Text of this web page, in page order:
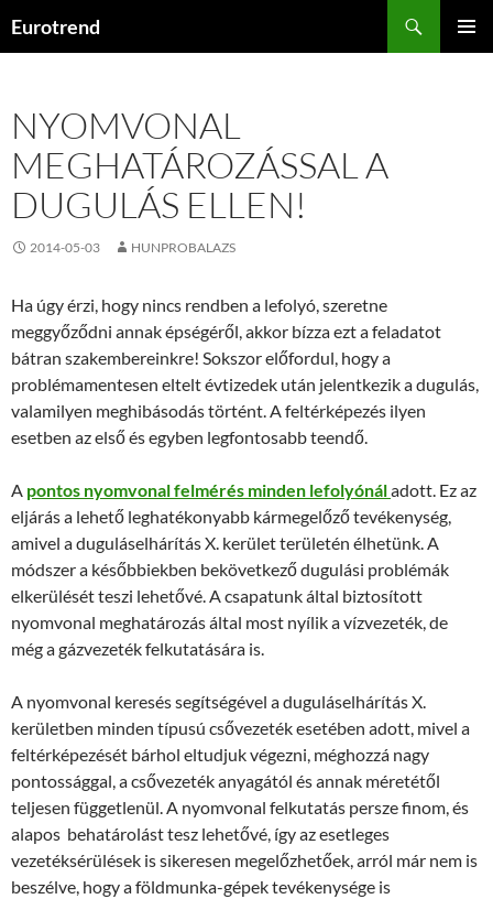
Eurotrend
NYOMVONAL
MEGHATÁROZÁSSAL A
DUGULÁS ELLEN!
2014-05-03 HUNPROBALAZS
Ha úgy érzi, hogy nincs rendben a lefolyó, szeretne
meggyőződni annak épségéről, akkor bízza ezt a feladatot
bátran szakembereinkre! Sokszor előfordul, hogy a
problémamentesen eltelt évtizedek után jelentkezik a dugulás,
valamilyen meghibásodás történt. A feltérképezés ilyen
esetben az első és egyben legfontosabb teendő.
A pontos nyomvonal felmérés minden lefolyónáladott. Ez az
eljárás a lehető leghatékonyabb kármegelőző tevékenység,
amivel a duguláselhárítás X. kerület területén élhetünk. A
módszer a későbbiekben bekövetkező dugulási problémák
elkerülését teszi lehetővé. A csapatunk által biztosított
nyomvonal meghatározás által most nyílik a vízvezeték, de
még a gázvezeték felkutatására is.
A nyomvonal keresés segítségével a duguláselhárítás X.
kerületben minden típusú csővezeték esetében adott, mivel a
feltérképezését bárhol eltudjuk végezni, méghozzá nagy
pontossággal, a csővezeték anyagától és annak méretétől
teljesen függetlenül. A nyomvonal felkutatás persze finom, és
alapos behatárolást tesz lehetővé, így az esetleges
vezetéksérülések is sikeresen megelőzhetőek, arról már nem is
beszélve, hogy a földmunka-gépek tevékenysége is